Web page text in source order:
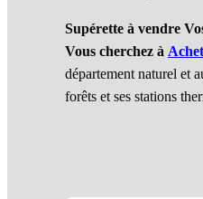
Supérette à vendre
Vous cherchez à
département naturel et
forêts et ses stations